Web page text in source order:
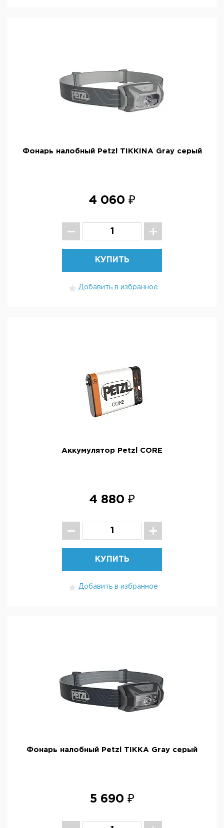
Фонарь налобный Petzl TIKKINA Gray серый
4 060 ₽
КУПИТЬ
Добавить в избранное
Аккумулятор Petzl CORE
4 880 ₽
КУПИТЬ
Добавить в избранное
Фонарь налобный Petzl TIKKA Gray серый
5 690 ₽